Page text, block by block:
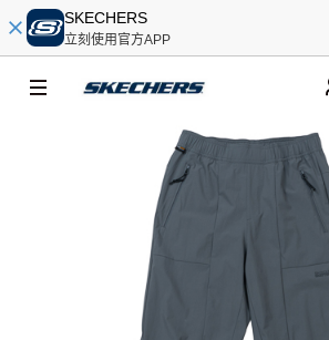
SKECHERS
立刻使用官方APP